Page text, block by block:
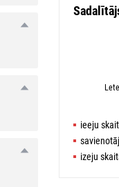
ieeju
izeju